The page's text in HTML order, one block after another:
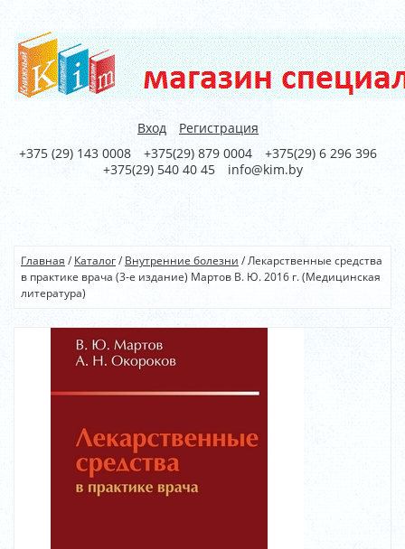
Вход
Регистрация
+375 (29) 143 0008
+375(29) 879 0004
+375(29) 6 296 396
+375(29) 540 40 45
info@kim.by
Главная /Каталог/Внутренние болезни /Лекарственные средства
в практике врача (3-е издание) Мартов В. Ю. 2016 г. (Медицинская
литература)